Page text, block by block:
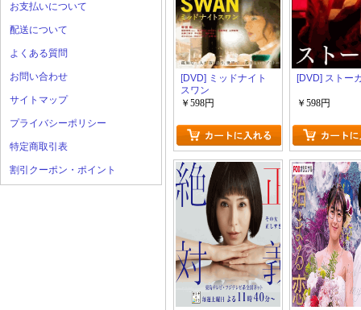
お支払いについて
配送について
よくある質問
お問い合わせ
サイトマップ
プライバシーポリシー
特定商取引表
割引クーポン・ポイント
[DVD] ミッドナイト
スワン
￥598円
[DVD] ストー
￥598円